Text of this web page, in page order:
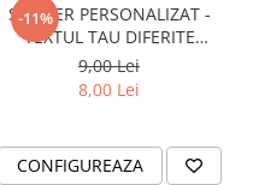
-11%
STICKER PERSONALIZAT -
TEXTUL TAU DIFERITE
FONTURI
9,00 Lei
8,00 Lei
CONFIGUREAZA